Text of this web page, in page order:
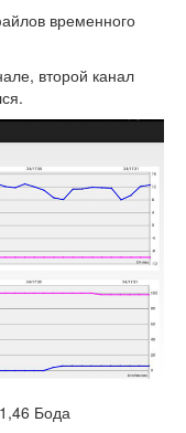
временного
второй канал
Бода